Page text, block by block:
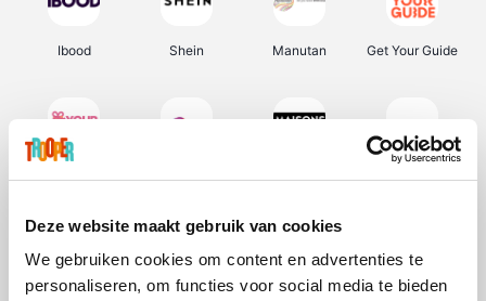
Deze website maakt gebruik van cookies
We gebruiken cookies om content en advertenties te
personaliseren, om functies voor social media te bieden
Ibood Shein Manutan Get Your Guide